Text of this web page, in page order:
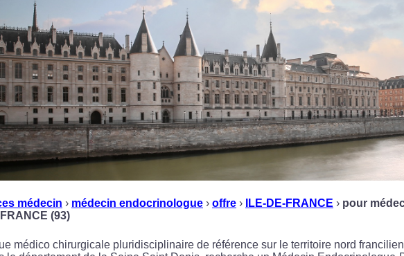
médecin › médecin endocrinologue › offre › ILE-DE-FRANCE › pour
FRANCE (93)
médico chirurgicale pluridisciplinaire de référence sur le territoire nord